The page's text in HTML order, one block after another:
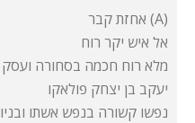
אחזת קבר (A)
אל איש יקר רוח
מלא רוח חכמה בסחורה ועסק
יעקב בן יצחק פולאקו
נפשו קשורה בנפש אשתו ובניו